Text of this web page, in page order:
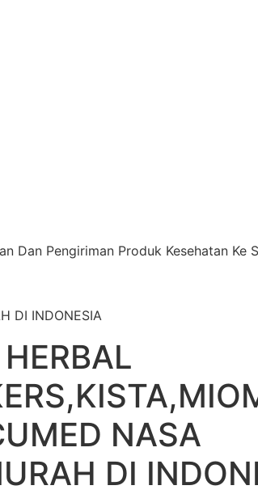
Dan Pengiriman Produk Kesehatan Ke
DI INDONESIA
NASA
DI